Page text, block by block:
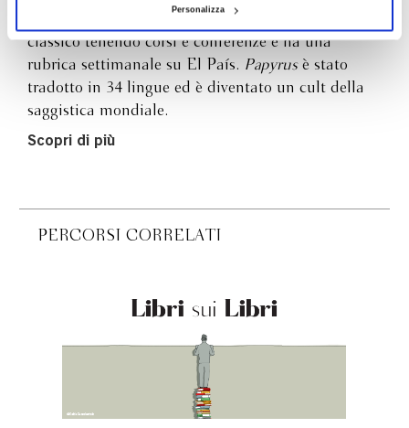
Personalizza
un’intensa attività di divulgazione sul mondo
classico tenendo corsi e conferenze e ha una
rubrica settimanale su El País. Papyrusè stato
tradotto in 34 lingue ed è diventato un cult della
saggistica mondiale.
Scopri di più
PERCORSI CORRELATI